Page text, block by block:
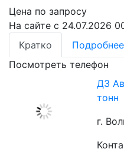
Цена по запросу
На сайте с 24.07.2026
Кратко
Подробнее
Посмотреть телефон
ДЗ
тонн
г.